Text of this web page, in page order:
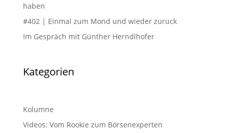
haben
#402 | Einmal zum Mond und wieder zurück
Im Gespräch mit Günther Herndlhofer
Kategorien
Kolumne
Videos: Vom Rookie zum Börsenexperten